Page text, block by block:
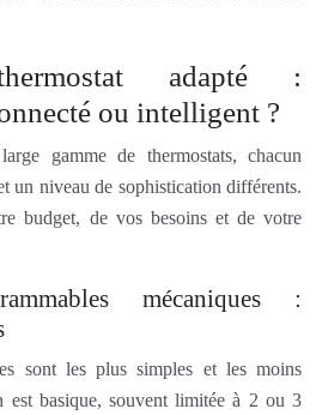
adapté :
ou intelligent ?
gamme de thermostats, chacun
un niveau de sophistication différents.
budget, de vos besoins et de votre
mécaniques :
sont les plus simples et les moins
est basique, souvent limitée à 2 ou 3